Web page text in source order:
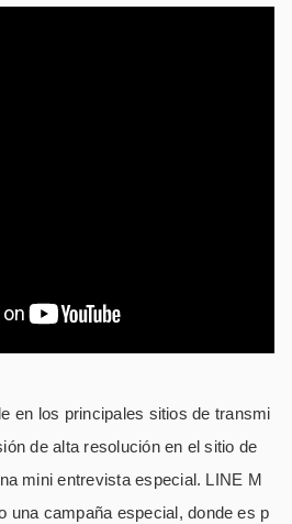
en los principales sitios de transmi
de alta resolución en el sitio de
mini entrevista especial. LINE M
una campaña especial, donde es p